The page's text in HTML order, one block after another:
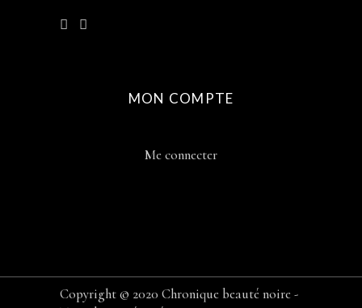
MON COMPTE
Me connecter
Copyright © 2020 Chronique beauté noire -